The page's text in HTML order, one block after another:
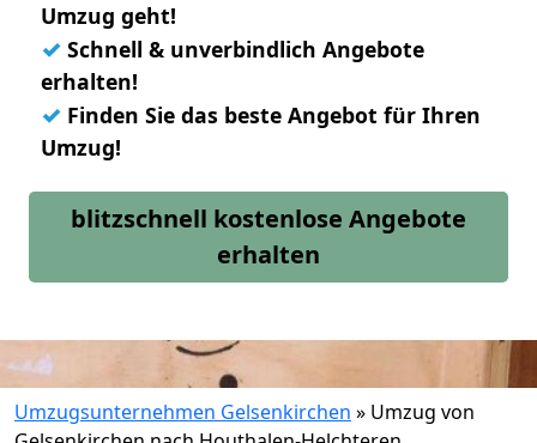
Umzug geht!
✓ Schnell & unverbindlich Angebote
erhalten!
✓ Finden Sie das beste Angebot für Ihren
Umzug!
blitzschnell kostenlose Angebote
erhalten
Umzugsunternehmen Gelsenkirchen » Umzug von